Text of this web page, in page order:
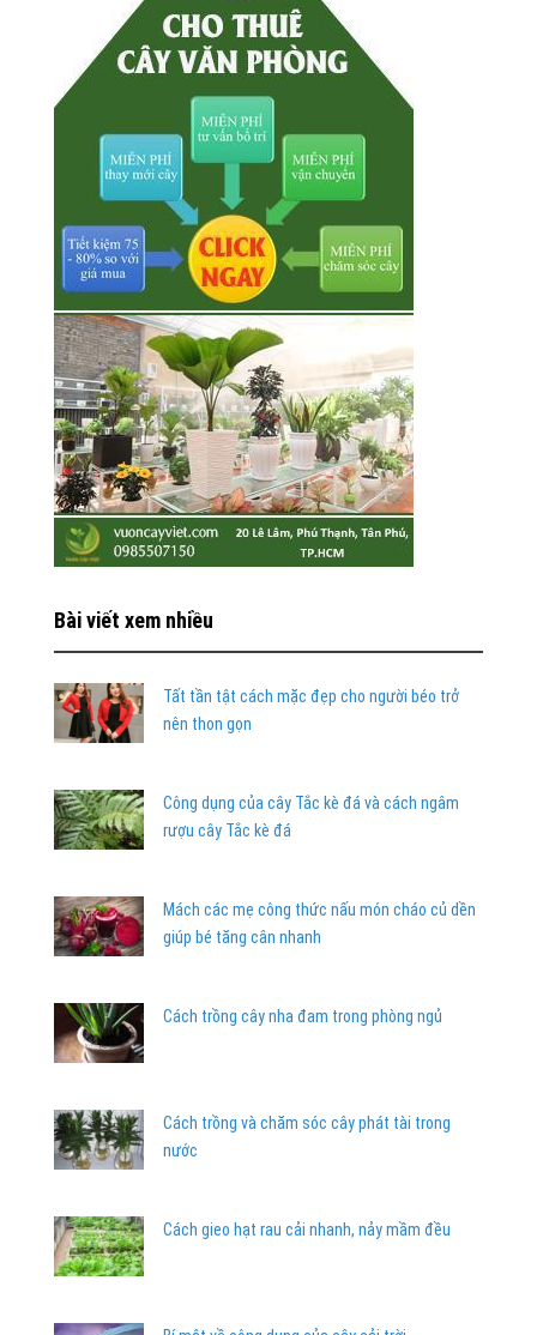
Bài viết xem nhiều
Tất tần tật cách mặc đẹp cho người béo trở
nên thon gọn
Công dụng của cây Tắc kè đá và cách ngâm
rượu cây Tắc kè đá
Mách các mẹ công thức nấu món cháo củ dền
giúp bé tăng cân nhanh
Cách trồng cây nha đam trong phòng ngủ
Cách trồng và chăm sóc cây phát tài trong
nước
Cách gieo hạt rau cải nhanh, nảy mầm đều